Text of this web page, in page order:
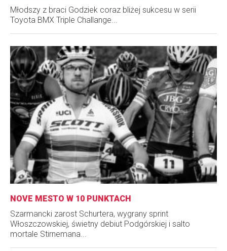
Młodszy z braci Godziek coraz bliżej sukcesu w serii
Toyota BMX Triple Challange...
NOVE MESTO W 10 PUNKTACH
Szarmancki zarost Schurtera, wygrany sprint
Włoszczowskiej, świetny debiut Podgórskiej i salto
mortale Stirnemana...